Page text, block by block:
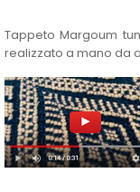
Tappeto Margoum
realizzato a mano da